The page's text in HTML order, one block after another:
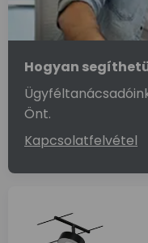
Hogyan
Önt.
Kapcsolatfelvétel